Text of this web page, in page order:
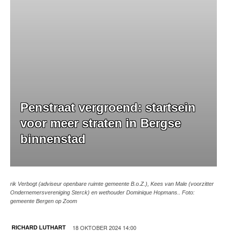
Penstraat vergroend: startsein
voor meer straten in Bergse
binnenstad
rik Verbogt (adviseur openbare ruimte gemeente B.o.Z.), Kees van Male (voorzitter
Ondernemersvereniging Sterck) en wethouder Dominique Hopmans.. Foto:
gemeente Bergen op Zoom
RICHARD LUTHART 18 OKTOBER 2024 14:00